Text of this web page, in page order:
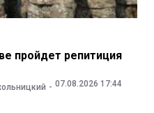
пройдет репитиция
07.08.2026 17:44